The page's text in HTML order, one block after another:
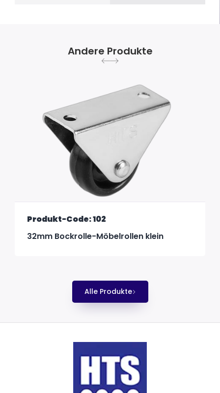
Andere Produkte
Produkt-Code: 102
32mm Bockrolle-Möbelrollen klein
Alle Produkte